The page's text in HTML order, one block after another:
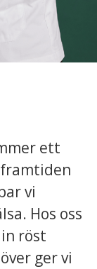
ett
vi
Hos oss
röst
ger vi